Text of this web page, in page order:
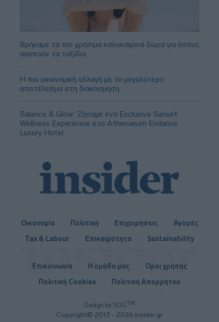
Βρήκαμε τα πιο χρήσιμα καλοκαιρινά δώρα για όσους
αγαπούν τα ταξίδια
Η πιο οικονομική αλλαγή με το μεγαλύτερο
αποτέλεσμα στη διακόσμηση
Balance & Glow: Ζήσαμε ένα Exclusive Sunset
Wellness Experience στο Athenaeum Eridanus
Luxury Hotel
Οικονομία Πολιτική Επιχειρήσεις
Αγορές
Tax & Labour
Επικαιρότητα Sustainability
Design by SDGTM
Copyright© 2013 - 2026 insider.gr
Επικοινωνία Η ομάδα μας
Όροι χρήσης
Πολιτική Cookies
Πολιτική Απορρήτου